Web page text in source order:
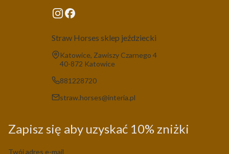
Straw Horses sklep jeździecki
Adres:
Katowice, Zawiszy Czarnego 4
40-872 Katowice
881228720
straw.horses@interia.pl
Zapisz się aby uzyskać 10% zniżki
Twój adres e-mail